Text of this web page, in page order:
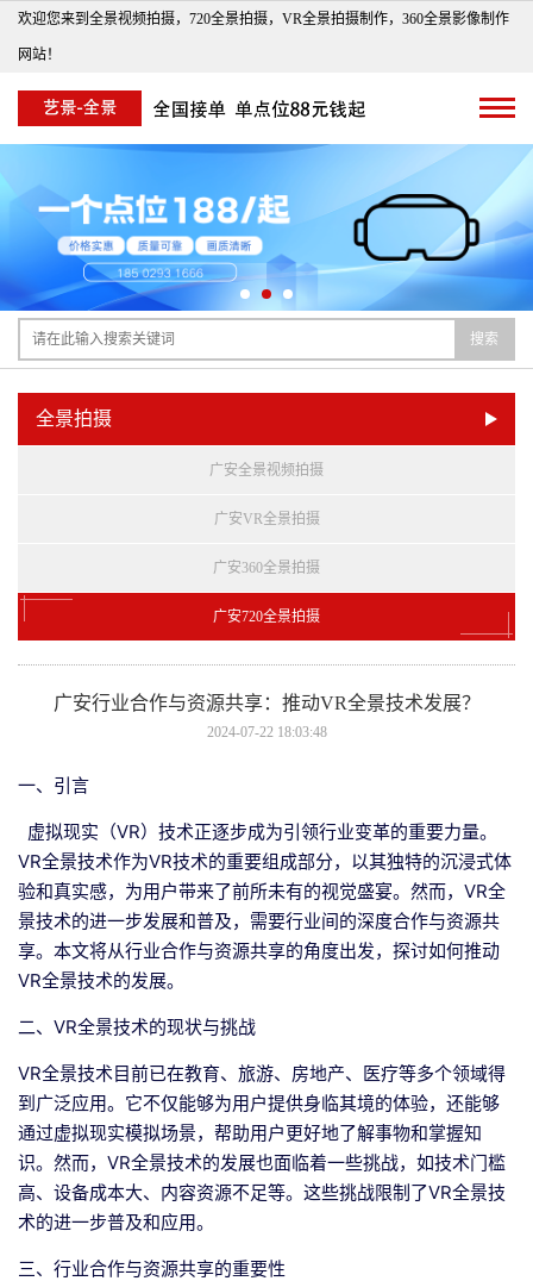
欢迎您来到全景视频拍摄，720全景拍摄，VR全景拍摄制作，360全景影像制作
网站！
搜索
全景拍摄
广安全景视频拍摄
广安VR全景拍摄
广安360全景拍摄
广安720全景拍摄
广安行业合作与资源共享：推动VR全景技术发展？
2024-07-22 18:03:48
一、引言
虚拟现实（VR）技术正逐步成为引领行业变革的重要力量。
VR全景技术作为VR技术的重要组成部分，以其独特的沉浸式体
验和真实感，为用户带来了前所未有的视觉盛宴。然而，VR全
景技术的进一步发展和普及，需要行业间的深度合作与资源共
享。本文将从行业合作与资源共享的角度出发，探讨如何推动
VR全景技术的发展。
二、VR全景技术的现状与挑战
VR全景技术目前已在教育、旅游、房地产、医疗等多个领域得
到广泛应用。它不仅能够为用户提供身临其境的体验，还能够
通过虚拟现实模拟场景，帮助用户更好地了解事物和掌握知
识。然而，VR全景技术的发展也面临着一些挑战，如技术门槛
高、设备成本大、内容资源不足等。这些挑战限制了VR全景技
术的进一步普及和应用。
三、行业合作与资源共享的重要性